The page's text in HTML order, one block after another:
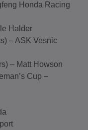
Honda Racing
Halder
– ASK Vesnic
– Matt Howson
Cup –